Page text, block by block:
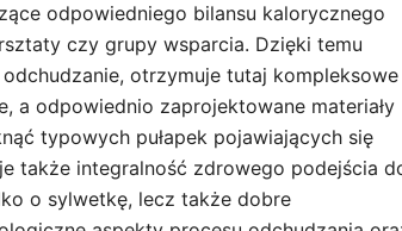
odpowiedniego bilansu kalorycznego
czy grupy wsparcia. Dzięki temu
otrzymuje tutaj kompleksowe
a odpowiednio zaprojektowane materiały
typowych pułapek pojawiających się
także integralność zdrowego podejścia
o sylwetkę, lecz także dobre